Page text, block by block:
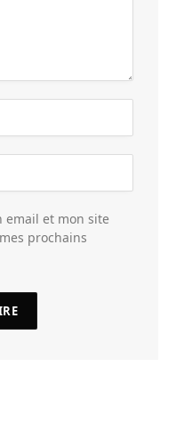
email et mon site
prochains